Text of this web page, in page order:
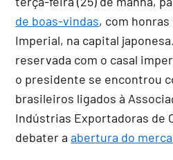
de boas-vindas, com
Imperial, na capital
reservada com o casal
o presidente se encontrou
brasileiros ligados à
Indústrias Exportadoras de
debater aabertura do